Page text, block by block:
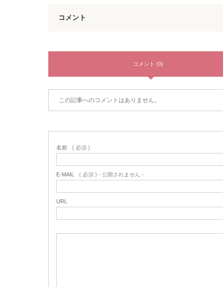
コメント
コメント (0)
この記事へのコメントはありません。
名前 ( 必須 )
E-MAIL ( 必須 ) - 公開されません -
URL